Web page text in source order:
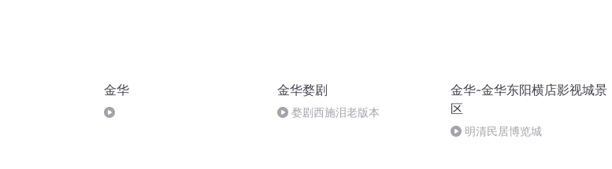
金华 金华婺剧
婺剧西施泪老版本
金华-金华东阳横店影视城景
区
明清民居博览城